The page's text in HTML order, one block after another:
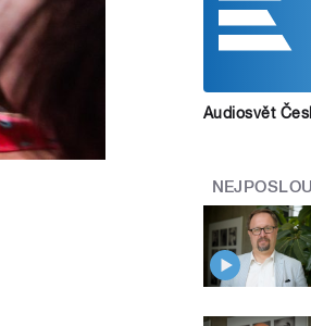
Audiosvět